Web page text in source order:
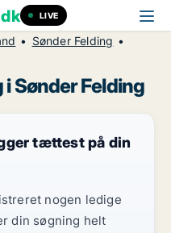
LIVE
Sønder Felding
Sønder Felding
tættest på din
nogen ledige
din søgning helt